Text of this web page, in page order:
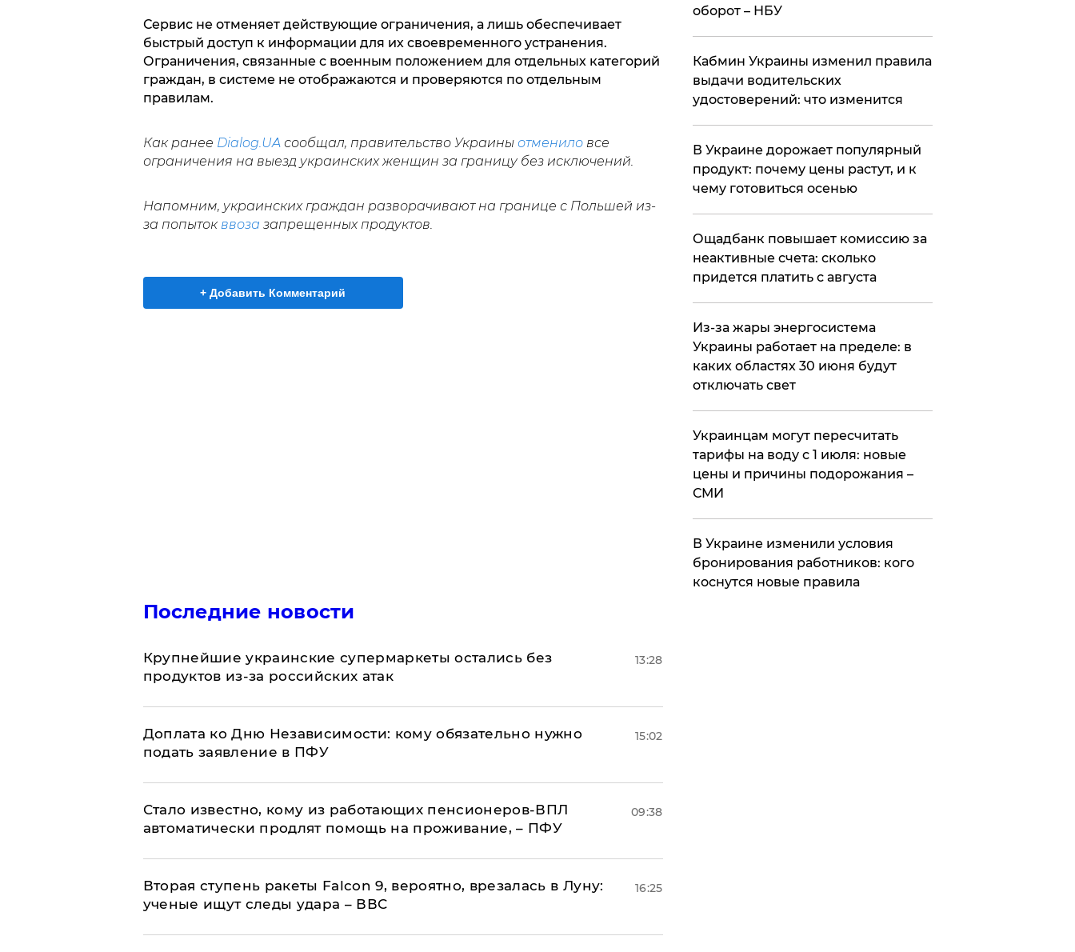
Сервис не отменяет действующие ограничения, а лишь обеспечивает
быстрый доступ к информации для их своевременного устранения.
Ограничения, связанные с военным положением для отдельных категорий
граждан, в системе не отображаются и проверяются по отдельным
правилам.
Как ранее Dialog.UA сообщал, правительство Украины отменило все
ограничения на выезд украинских женщин за границу без исключений.
Напомним, украинских граждан разворачивают на границе с Польшей из-
за попыток ввоза запрещенных продуктов.
+ Добавить Комментарий
Последние новости
Крупнейшие украинские супермаркеты остались без
продуктов из-за российских атак
13:28
Доплата ко Дню Независимости: кому обязательно нужно
подать заявление в ПФУ
15:02
Стало известно, кому из работающих пенсионеров-ВПЛ
автоматически продлят помощь на проживание, – ПФУ
09:38
Вторая ступень ракеты Falcon 9, вероятно, врезалась в Луну:
ученые ищут следы удара – ВВС
16:25
оборот – НБУ
Кабмин Украины изменил правила
выдачи водительских
удостоверений: что изменится
В Украине дорожает популярный
продукт: почему цены растут, и к
чему готовиться осенью
​Ощадбанк повышает комиссию за
неактивные счета: сколько
придется платить с августа
Из-за жары энергосистема
Украины работает на пределе: в
каких областях 30 июня будут
отключать свет
Украинцам могут пересчитать
тарифы на воду с 1 июля: новые
цены и причины подорожания –
СМИ
В Украине изменили условия
бронирования работников: кого
коснутся новые правила